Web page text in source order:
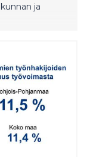
ja
myös
alkaen,
ja noin 52
Hanke